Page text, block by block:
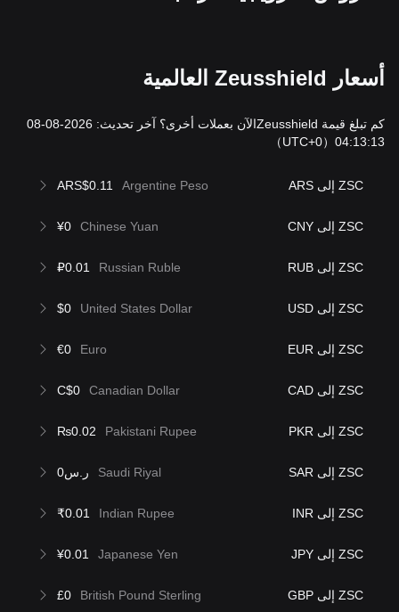
أسعار Zeusshield العالمية
كم تبلغ قيمة Zeusshieldالآن بعملات أخرى؟ آخر تحديث: 2026-08-08
04:13:13
（UTC+0）
ZSC إلى ARS Argentine Peso
ARS$0.11
ZSC إلى CNY Chinese Yuan
¥0
ZSC إلى RUB Russian Ruble
₽0.01
ZSC إلى USD United States Dollar
$0
ZSC إلى EUR Euro
€0
ZSC إلى CAD Canadian Dollar
C$0
ZSC إلى PKR Pakistani Rupee
₨0.02
ZSC إلى SAR Saudi Riyal ر.س0
ZSC إلى INR Indian Rupee
₹0.01
ZSC إلى JPY Japanese Yen
¥0.01
ZSC إلى GBP British Pound Sterling
£0